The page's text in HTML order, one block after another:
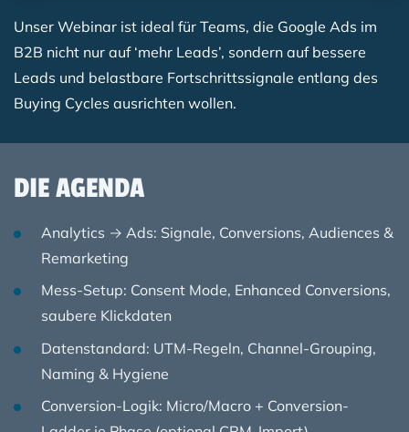
Unser Webinar ist ideal für Teams, die Google Ads im
B2B nicht nur auf ‘mehr Leads’, sondern auf bessere
Leads und belastbare Fortschrittssignale entlang des
Buying Cycles ausrichten wollen.
DIE AGENDA
Analytics → Ads: Signale, Conversions, Audiences &
Remarketing
Mess-Setup: Consent Mode, Enhanced Conversions,
saubere Klickdaten
Datenstandard: UTM-Regeln, Channel-Grouping,
Naming & Hygiene
Conversion-Logik: Micro/Macro + Conversion-